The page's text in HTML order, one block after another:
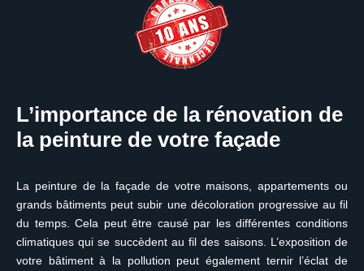
L’importance de la rénovation de
la peinture de votre façade
La peinture de la façade de votre maisons, appartements ou
grands bâtiments peut subir une décoloration progressive au fil
du temps. Cela peut être causé par les différentes conditions
climatiques qui se succèdent au fil des saisons. L’exposition de
votre bâtiment à la pollution peut également ternir l’éclat de